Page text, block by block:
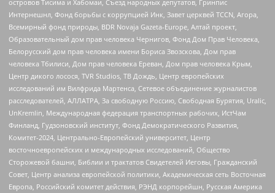
островов Тисима и Хабомаи, Съезд народных депутатов, Гринпис
Интернешнл, Фонд борьбы с коррупцией Инк, Завет церквей TCCN, Агора,
Всемирный фонд природы, BDR Novaja Gazeta-Europe, Алтай проект,
Образовательный дом прав человека Чернигов, Фонд Дом Прав Человека,
Белорусский дом прав человека имени Бориса Звозскова, Дом прав
человека Тбилиси, Дом прав человека Ереван, Дом прав человека Крым,
Центр дикого лосося, TVR Studios, ТВ Дождь, Центр европейских
исследований им Вилфрида Мартенса, Сетевое объединение журналистов
расследователей, АЛЛАТРА, За свободную Россию, Свободная Бурятия, Uralic,
UnKremlin, Международная федерация транспортных рабочих, ИстЧам
Финланд, Гудзоновский институт, Фонд Демократического Развития,
Комитет-2024, Центрально-Европейский университет, Центр
восточноевропейских и международных исследований, Общество
Сторожевой башни, Библии и трактатов Свидетелей Иеговы, Гражданский
Совет, Центр анализа европейской политики, Академическая сеть Восточная
Европа, Российский комитет действия, РЭНД корпорейшн, Русская Америка